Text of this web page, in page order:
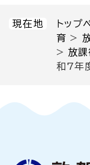
現在地 トップ
育 >
>放課
和7年